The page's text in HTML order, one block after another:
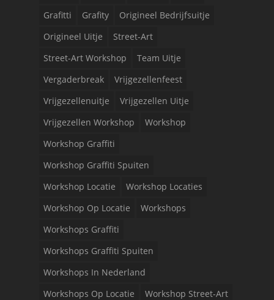
Grafitti
Grafity
Origineel Bedrijfsuitje
Origineel Uitje
Street-Art
Street-Art Workshop
Team Uitje
Vergaderbreak
Vrijgezellenfeest
Vrijgezellenuitje
Vrijgezellen Uitje
Vrijgezellen Workshop
Workshop
Workshop Graffiti
Workshop Graffiti Spuiten
Workshop Locatie
Workshop Locaties
Workshop Op Locatie
Workshops
Workshops Graffiti
Workshops Graffiti Spuiten
Workshops In Nederland
Workshops Op Locatie
Workshop Street-Art